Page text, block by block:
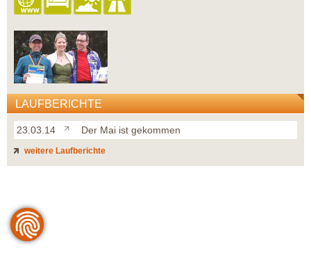
LAUFBERICHTE
23.03.14 Der Mai ist gekommen
weitere Laufberichte